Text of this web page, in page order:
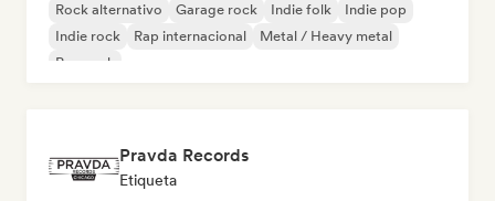
Rock alternativo Garage rock Indie folk
Indie pop
Indie rock
Rap internacional
Metal / Heavy metal
Pop rock
Pravda Records
Etiqueta